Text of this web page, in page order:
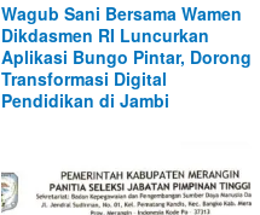
Wagub Sani Bersama Wamen
Dikdasmen RI Luncurkan
Aplikasi Bungo Pintar, Dorong
Transformasi Digital
Pendidikan di Jambi